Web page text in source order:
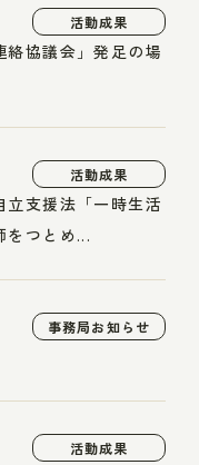
活動成果
絡協議会」発足の場
活動成果
支援法「一時生活
をつとめ...
事務局お知らせ
活動成果